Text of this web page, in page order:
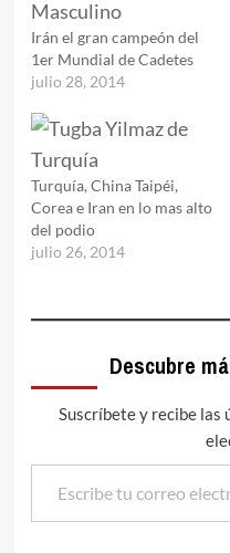
Irán el gran campeón del
1er Mundial de Cadetes
julio 28, 2014
Turquía, China Taipéi,
Corea e Iran en lo mas alto
del podio
julio 26, 2014
Descubre
Suscríbete y recibe las
Escribe tu correo electrónico…